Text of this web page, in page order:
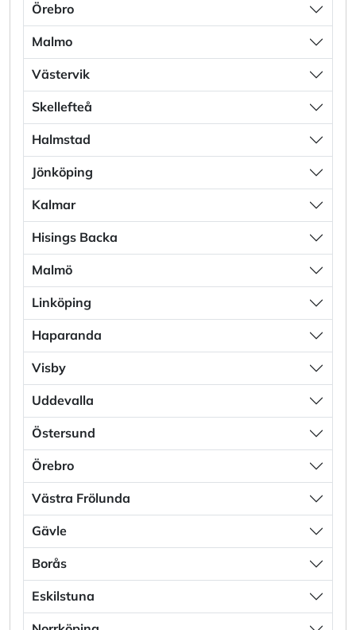
Örebro
Malmo
Västervik
Skellefteå
Halmstad
Jönköping
Kalmar
Hisings Backa
Malmö
Linköping
Haparanda
Visby
Uddevalla
Östersund
Örebro
Västra Frölunda
Gävle
Borås
Eskilstuna